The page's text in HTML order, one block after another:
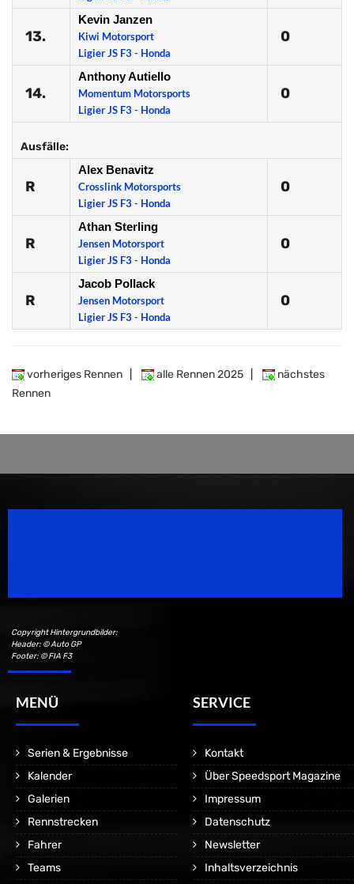
13.
Kevin Janzen
Kiwi Motorsport
Ligier JS F3 - Honda
0
14.
Anthony Autiello
Momentum Motorsports
Ligier JS F3 - Honda
0
Ausfälle:
R
Alex Benavitz
Crosslink Motorsports
Ligier JS F3 - Honda
0
R
Athan Sterling
Jensen Motorsport
Ligier JS F3 - Honda
0
R
Jacob Pollack
Jensen Motorsport
Ligier JS F3 - Honda
0
vorheriges Rennen alle Rennen 2025
nächstes
Rennen
Copyright Hintergrundbilder:
Header: © Auto GP
Footer: © FIA F3
MENÜ
Serien & Ergebnisse
Kalender
Galerien
Rennstrecken
Fahrer
Teams
SERVICE
Kontakt
Über Speedsport Magazine
Impressum
Datenschutz
Newsletter
Inhaltsverzeichnis